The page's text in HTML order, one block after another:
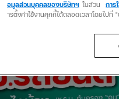
มครองถึง 2 เด้งเน้น ๆ ได้แก่
อมูลส่วนบุคคลของบริษัทฯ ในส่วน การ
ารตั้งค่าใช้งานคุกกี้ได้ตลอดเวลาโดยไปที่